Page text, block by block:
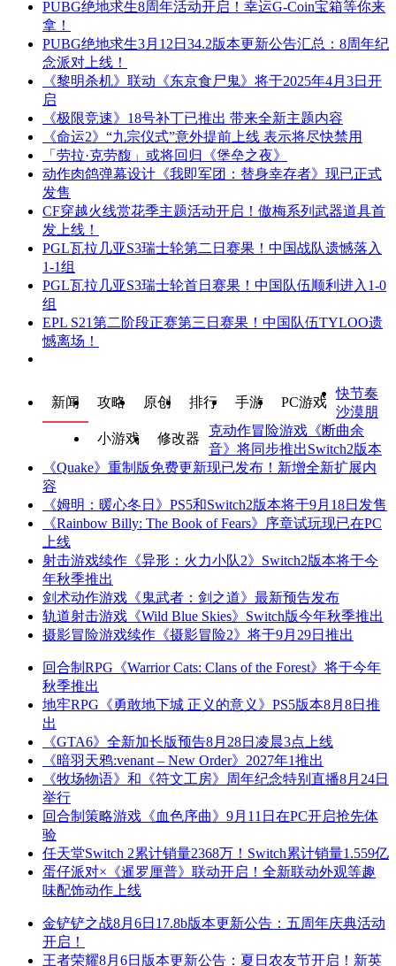
PUBG绝地求生8周年活动开启！幸运G-Coin宝箱等你来
拿！
PUBG绝地求生3月12日34.2版本更新公告汇总：8周年纪
念派对上线！
《黎明杀机》联动《东京食尸鬼》将于2025年4月3日开
启
《极限竞速》18号补丁已推出 带来全新主题内容
《命运2》“九宗仪式”意外提前上线 表示将尽快禁用
「劳拉·克劳馥」或将回归《堡垒之夜》
动作肉鸽弹幕设计《我即军团：替身幸存者》现已正式
发售
CF穿越火线赏花季主题活动开启！傲梅系列武器道具首
发上线！
PGL瓦拉几亚S3瑞士轮第二日赛果！中国战队遗憾落入
1-1组
PGL瓦拉几亚S3瑞士轮首日赛果！中国队伍顺利进入1-0
组
EPL S21第二阶段正赛第三日赛果！中国队伍TYLOO遗
憾离场！
新闻 攻略 原创 排行 手游 PC游戏
小游戏 修改器
快节奏
沙漠朋
克动作冒险游戏《断曲余
音》将同步推出Switch2版本
《Quake》重制版免费更新现已发布！新增全新扩展内
容
《姆明：暖心冬日》PS5和Switch2版本将于9月18日发售
《Rainbow Billy: The Book of Fears》序章试玩现已在PC
上线
射击游戏续作《异形：火力小队2》Switch2版本将于今
年秋季推出
剑术动作游戏《鬼武者：剑之道》最新预告发布
轨道射击游戏《Wild Blue Skies》Switch版今年秋季推出
摄影冒险游戏续作《摄影冒险2》将于9月29日推出
回合制RPG《Warrior Cats: Clans of the Forest》将于今年
秋季推出
地牢RPG《勇敢地下城 正义的意义》PS5版本8月8日推
出
《GTA6》全新加长版预告8月28日凌晨3点上线
《暗羽天鸦:venant – New Order》2027年1推出
《牧场物语》和《符文工房》周年纪念特别直播8月24日
举行
回合制策略游戏《血色序曲》9月11日在PC开启抢先体
验
任天堂Switch 2累计销量2368万！Switch累计销量1.559亿
蛋仔派对×《暹罗厘普》联动开启！全新联动外观等趣
味配饰动作上线
金铲铲之战8月6日17.8b版本更新公告：五周年庆典活动
开启！
王者荣耀8月6日版本更新公告：夏日农友节开启！新英